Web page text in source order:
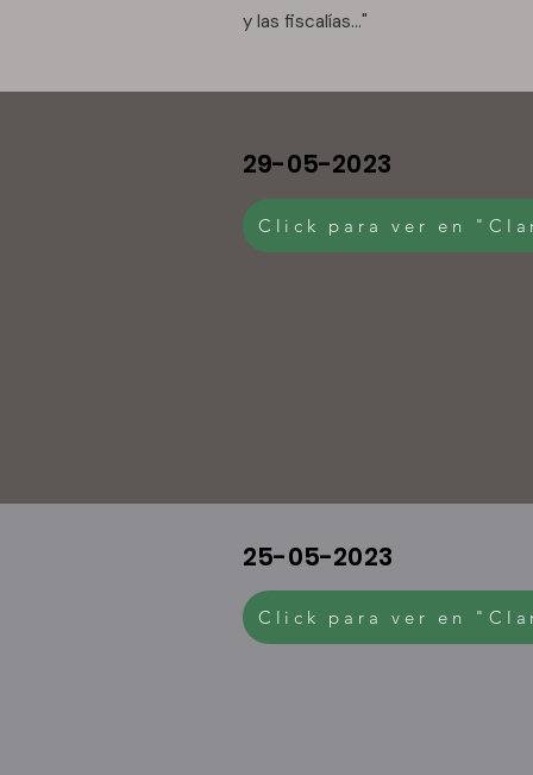
y las fiscalías..."
29-05-2023
Click para ver en
25-05-2023
Click para ver en